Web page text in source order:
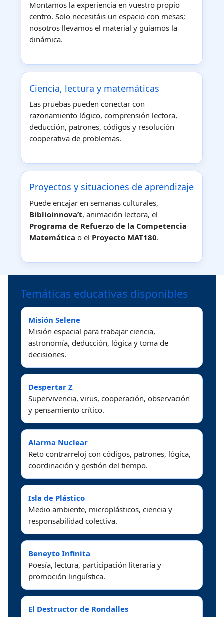
Montamos la experiencia en vuestro propio
centro. Solo necesitáis un espacio con mesas;
nosotros llevamos el material y guiamos la
dinámica.
Ciencia, lectura y matemáticas
Las pruebas pueden conectar con
razonamiento lógico, comprensión lectora,
deducción, patrones, códigos y resolución
cooperativa de problemas.
Proyectos y situaciones de aprendizaje
Puede encajar en semanas culturales,
Biblioinnova’t, animación lectora, el
Programa de Refuerzo de la Competencia
Matemática o el Proyecto MAT180.
Temáticas educativas disponibles
Misión Selene
Misión espacial para trabajar ciencia,
astronomía, deducción, lógica y toma de
decisiones.
Despertar Z
Supervivencia, virus, cooperación, observación
y pensamiento crítico.
Alarma Nuclear
Reto contrarreloj con códigos, patrones, lógica,
coordinación y gestión del tiempo.
Isla de Plástico
Medio ambiente, microplásticos, ciencia y
responsabilidad colectiva.
Beneyto Infinita
Poesía, lectura, participación literaria y
promoción lingüística.
El Destructor de Rondalles